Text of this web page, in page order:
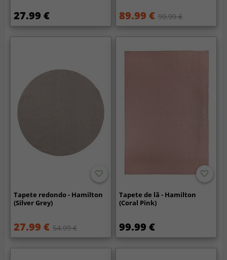
27.99 € 89.99 € 99.99 €
Tapete redondo - Hamilton
(Silver Grey)
27.99 € 54.99 €
Tapete de lã - Hamilton
(Coral Pink)
99.99 €